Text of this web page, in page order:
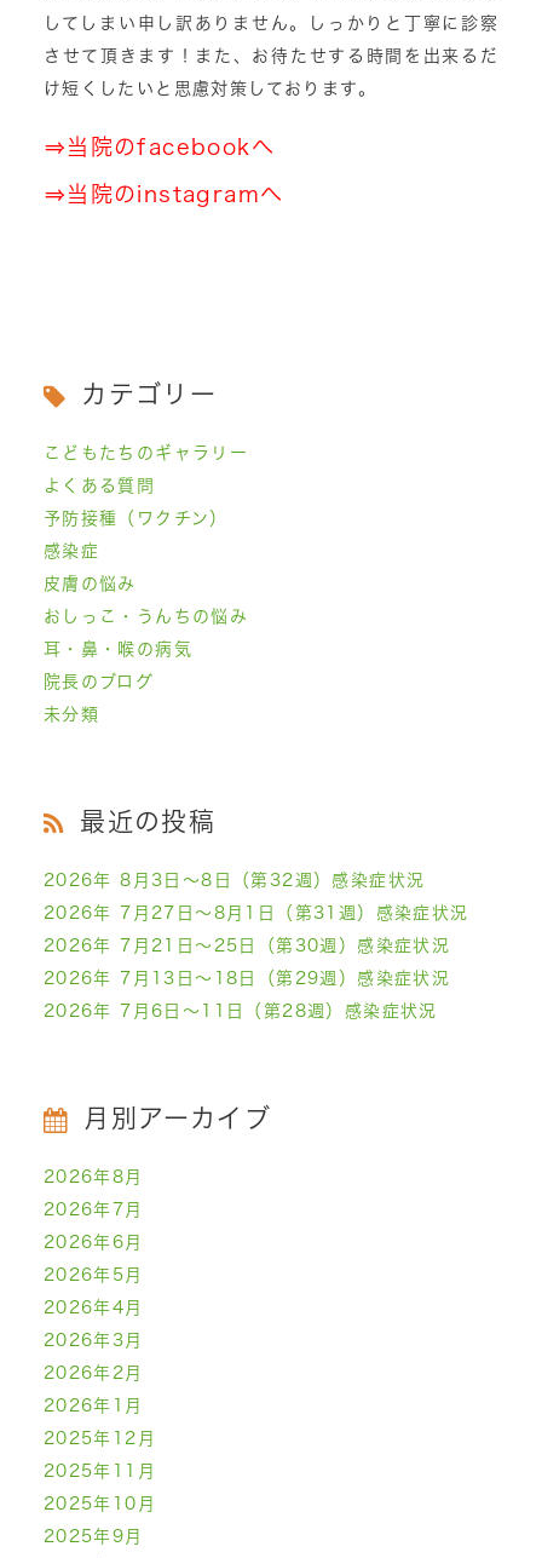
してしまい申し訳ありません。しっかりと丁寧に診察
させて頂きます！また、お待たせする時間を出来るだ
け短くしたいと思慮対策しております。
⇒当院のfacebookへ
⇒当院のinstagramへ
カテゴリー
こどもたちのギャラリー
よくある質問
予防接種（ワクチン）
感染症
皮膚の悩み
おしっこ・うんちの悩み
耳・鼻・喉の病気
院長のブログ
未分類
最近の投稿
2026年 8月3日～8日（第32週）感染症状況
2026年 7月27日～8月1日（第31週）感染症状況
2026年 7月21日～25日（第30週）感染症状況
2026年 7月13日～18日（第29週）感染症状況
2026年 7月6日～11日（第28週）感染症状況
月別アーカイブ
2026年8月
2026年7月
2026年6月
2026年5月
2026年4月
2026年3月
2026年2月
2026年1月
2025年12月
2025年11月
2025年10月
2025年9月